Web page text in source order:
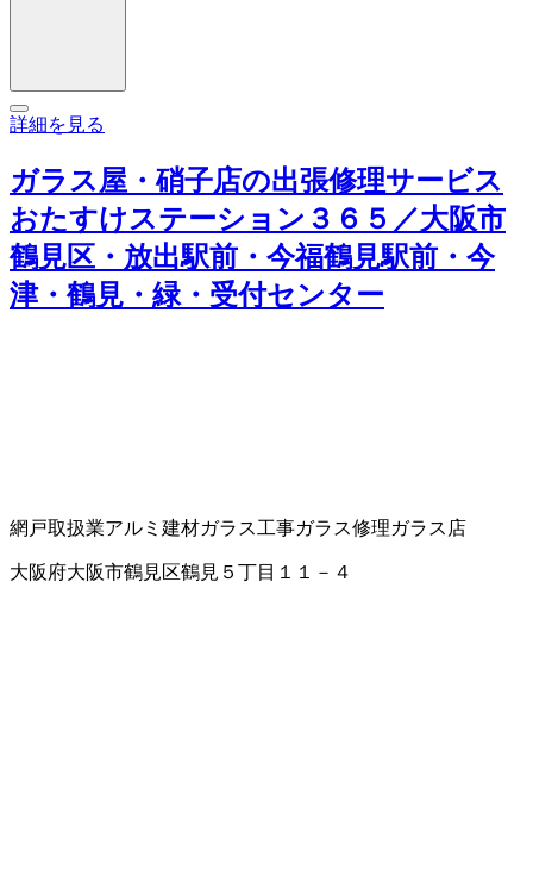
詳細を見る
ガラス屋・硝子店の出張修理サービス
おたすけステーション３６５／大阪市
鶴見区・放出駅前・今福鶴見駅前・今
津・鶴見・緑・受付センター
網戸取扱業アルミ建材ガラス工事ガラス修理ガラス店
大阪府大阪市鶴見区鶴見５丁目１１－４